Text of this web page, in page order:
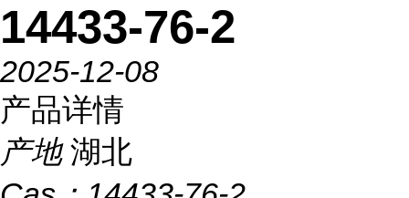
14433-76-2
2025-12-08
产品详情
产地 湖北